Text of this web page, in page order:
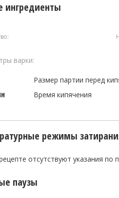
ингредиенты
варки:
Размер партии перед
Время кипячения
режимы
отсутствуют указания по
паузы